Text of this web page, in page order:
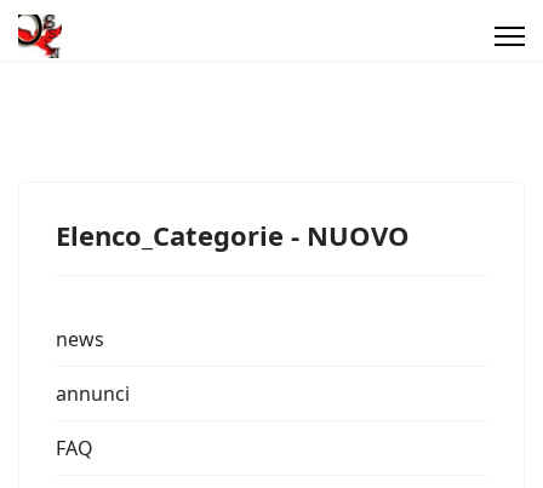
Elenco_Categorie - NUOVO
news
annunci
FAQ